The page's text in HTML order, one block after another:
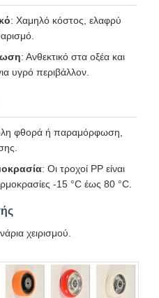
: Χαμηλό κόστος, ελαφρύ
: Ανθεκτικό στα οξέα και
υγρό περιβάλλον.
φθορά ή παραμόρφωση,
: Οι τροχοί PP είναι
-15 °C έως 80 °C.
χειρισμού.